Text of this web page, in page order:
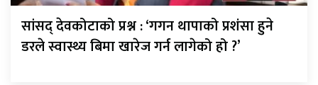
सांसद् देवकोटाको प्रश्न : ‘गगन थापाको प्रशंसा हुने
डरले स्वास्थ्य बिमा खारेज गर्न लागेको हो ?’